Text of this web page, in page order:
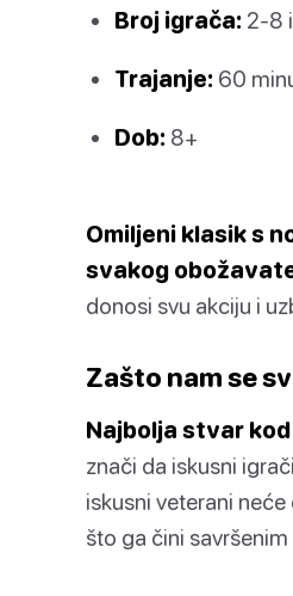
Broj igrača: 2-8
Trajanje: 60
Dob: 8+
Omiljeni klasik s
svakog
donosi svu akciju i
Zašto nam se
Najbolja stvar
znači da iskusni
iskusni veterani
što ga čini